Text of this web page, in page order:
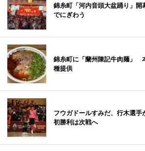
錦糸町「河内音頭大盆踊り」
でにぎわう
錦糸町に「蘭州陳記牛肉麺」
種提供
フウガドールすみだ、行木選
初勝利は次戦へ